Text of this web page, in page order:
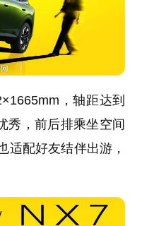
，轴距达到
秀，前后排乘坐空间
适配好友结伴出游，